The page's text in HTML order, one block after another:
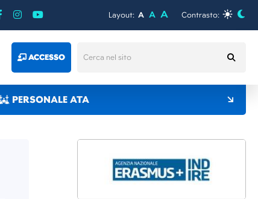
Layout: A A A Contrasto:
ACCESSO
PERSONALE ATA